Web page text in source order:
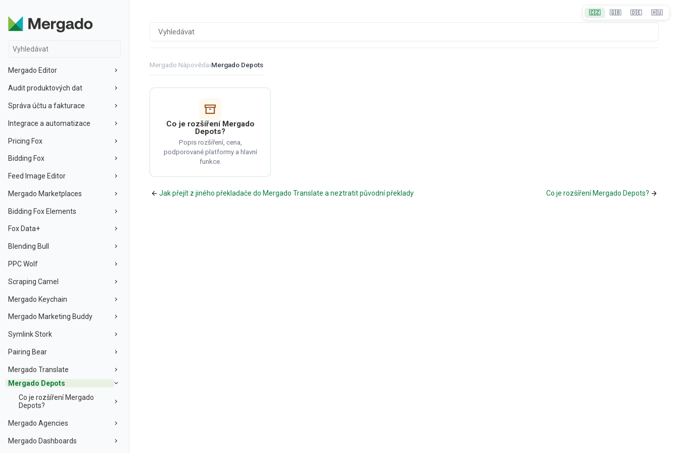
Mergado Editor
Audit produktových dat
Správa účtu a fakturace
Integrace a automatizace
Pricing Fox
Bidding Fox
Feed Image Editor
Mergado Marketplaces
Bidding Fox Elements
Fox Data+
Blending Bull
PPC Wolf
Scraping Camel
Mergado Keychain
Mergado Marketing Buddy
Symlink Stork
Pairing Bear
Mergado Translate
Mergado Depots
Co je rozšíření Mergado
Depots?
Mergado Agencies
Mergado Dashboards
Mergado Nápověda›Mergado Depots
Co je rozšíření Mergado
Depots?
Popis rozšíření, cena,
podporované platformy a hlavní
funkce.
Jak přejít z jiného překladače do Mergado Translate a neztratit původní překlady Co je rozšíření Mergado Depots?
🇨🇿 🇬🇧 🇩🇪 🇭🇺